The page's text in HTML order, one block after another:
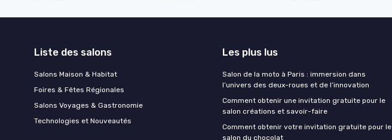
Liste des salons
Salons Maison & Habitat
Foires & Fêtes Régionales
Salons Voyages & Gastronomie
Technologies et Nouveautés
Les plus lus
Salon de la moto à Paris : immersion dans
l’univers des deux-roues et de l’innovation
Comment obtenir une invitation gratuite pour le
salon créations et savoir-faire
Comment obtenir votre invitation gratuite pour le
salon du chocolat